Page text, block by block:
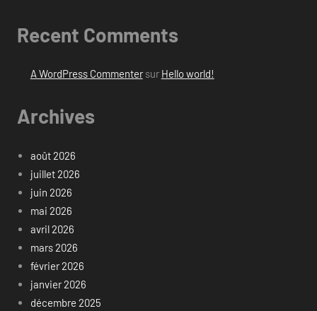
Recent Comments
A WordPress Commentersur Hello world!
Archives
août 2026
juillet 2026
juin 2026
mai 2026
avril 2026
mars 2026
février 2026
janvier 2026
décembre 2025